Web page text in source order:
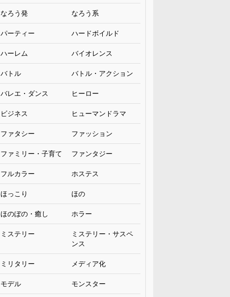
なろう発 なろう系
パーティー ハードボイルド
ハーレム バイオレンス
バトル バトル・アクション
バレエ・ダンス ヒーロー
ビジネス ヒューマンドラマ
ファタシー ファッション
ファミリー・子育て ファンタジー
フルカラー ホステス
ほっこり ほの
ほのぼの・癒し ホラー
ミステリー
ミステリー・サスペ
ンス
ミリタリー メディア化
モデル モンスター